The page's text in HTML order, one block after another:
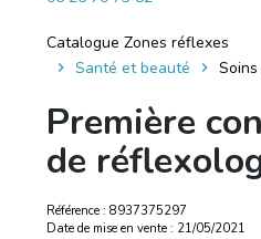
Catalogue Zones réflexes
Santé et beauté
Première
de
Référence : 8937375297
Date de mise en vente : 21/05/2021